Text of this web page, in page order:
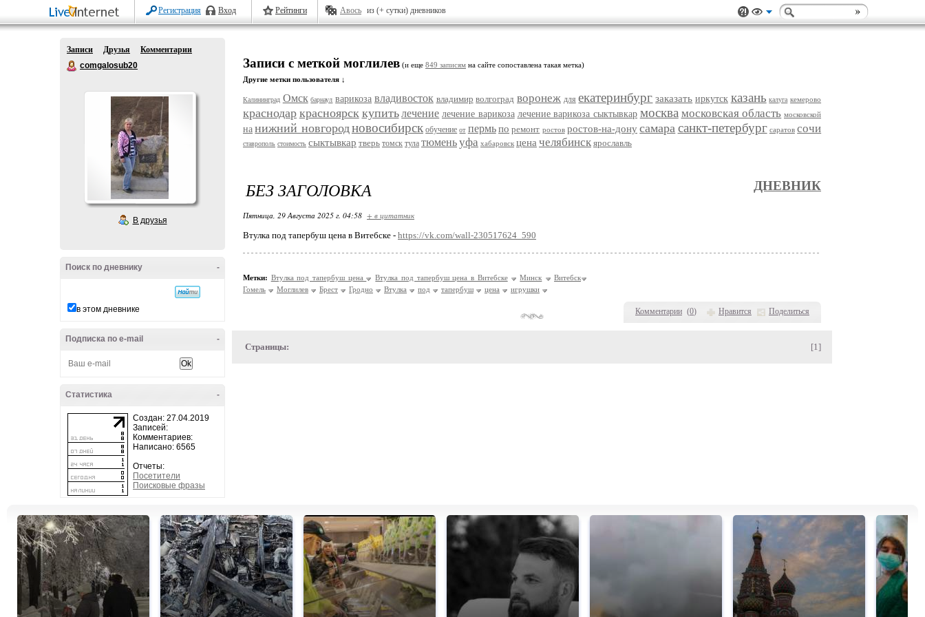
Регистрация Вход Рейтинги Авось из (+ сутки) дневников
Записи Друзья
Комментарии
comgalosub20
В друзья
-
Поиск по дневнику
в этом дневнике
-
Подписка по e-mail
-
Статистика
Создан: 27.04.2019
Записей:
Комментариев:
Написано: 6565
Отчеты:
Посетители
Поисковые фразы
Записи с меткой моглилев (и еще 849 записям на сайте сопоставлена такая метка)
Другие метки пользователя ↓
Калининград Омск барнаул варикоза владивосток владимир волгоград воронеж для екатеринбург заказать иркутск казань калуга кемерово
краснодар красноярск купить лечение лечение варикоза лечение варикоза сыктывкар москва московская область московской
на нижний новгородновосибирск обучение от пермь по ремонт ростов ростов-на-дону самара санкт-петербург саратов сочи
ставрополь стоимость сыктывкар тверь томск тула тюменьуфа хабаровск цена челябинск ярославль
Комментарии (0) Нравится Поделиться
БЕЗ ЗАГОЛОВКА ДНЕВНИК
Пятница, 29 Августа 2025 г. 04:58 + в цитатник
Втулка под тапербуш цена в Витебске - https://vk.com/wall-230517624_590
Метки: Втулка под тапербуш цена Втулка под тапербуш цена в Витебске Минск
Витебск
Гомель
Моглилев Брест Гродно Втулка под тапербуш цена игрушки
Страницы: [1]